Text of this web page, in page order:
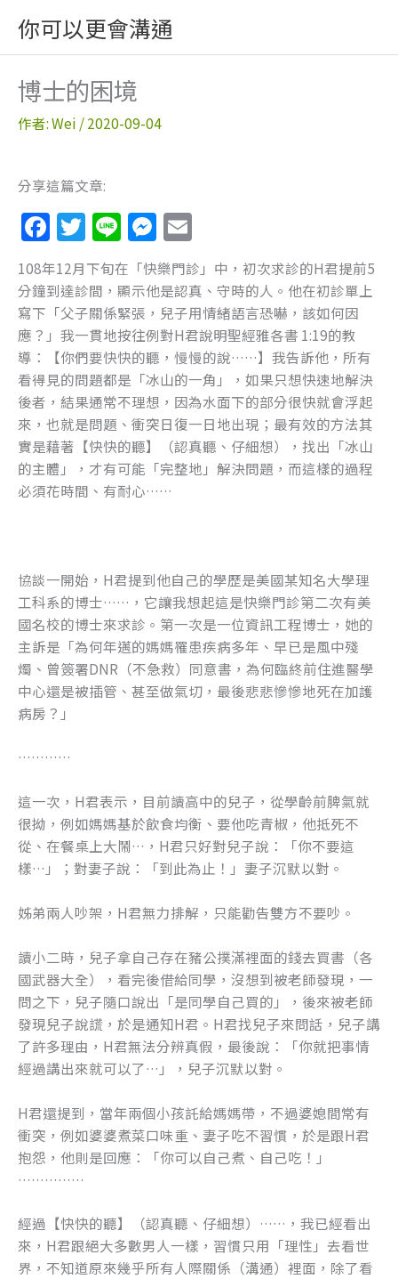
主
你可以更會溝通
博士的困境
作者:Wei /2020-09-04
分享這篇文章:
F
a
c
e
b
o
o
k
T
w
itt
er
Li
n
e
M
e
ss
e
n
g
er
m
ai
l
108年12月下旬在「快樂門診」中，初次求診的H君提前5
分鐘到達診間，顯示他是認真、守時的人。他在初診單上
寫下「父子關係緊張，兒子用情緒語言恐嚇，該如何因
應？」我一貫地按往例對H君說明聖經雅各書 1:19的教
導：【你們要快快的聽，慢慢的說……】我告訴他，所有
看得見的問題都是「冰山的一角」，如果只想快速地解決
後者，結果通常不理想，因為水面下的部分很快就會浮起
來，也就是問題、衝突日復一日地出現；最有效的方法其
實是藉著【快快的聽】（認真聽、仔細想），找出「冰山
的主體」，才有可能「完整地」解決問題，而這樣的過程
必須花時間、有耐心……
協談一開始，H君提到他自己的學歷是美國某知名大學理
工科系的博士……，它讓我想起這是快樂門診第二次有美
國名校的博士來求診。第一次是一位資訊工程博士，她的
主訴是「為何年邁的媽媽罹患疾病多年、早已是風中殘
燭、曾簽署DNR（不急救）同意書，為何臨終前住進醫學
中心還是被插管、甚至做氣切，最後悲悲慘慘地死在加護
病房？」
…………
這一次，H君表示，目前讀高中的兒子，從學齡前脾氣就
很拗，例如媽媽基於飲食均衡、要他吃青椒，他抵死不
從、在餐桌上大鬧…，H君只好對兒子說：「你不要這
樣…」；對妻子說：「到此為止！」妻子沉默以對。
姊弟兩人吵架，H君無力排解，只能勸告雙方不要吵。
讀小二時，兒子拿自己存在豬公撲滿裡面的錢去買書（各
國武器大全），看完後借給同學，沒想到被老師發現，一
問之下，兒子隨口說出「是同學自己買的」，後來被老師
發現兒子說謊，於是通知H君。H君找兒子來問話，兒子講
了許多理由，H君無法分辨真假，最後說：「你就把事情
經過講出來就可以了…」，兒子沉默以對。
H君還提到，當年兩個小孩託給媽媽帶，不過婆媳間常有
衝突，例如婆婆煮菜口味重、妻子吃不習慣，於是跟H君
抱怨，他則是回應：「你可以自己煮、自己吃！」
……………
經過【快快的聽】（認真聽、仔細想）……，我已經看出
來，H君跟絕大多數男人一樣，習慣只用「理性」去看世
界，不知道原來幾乎所有人際關係（溝通）裡面，除了看